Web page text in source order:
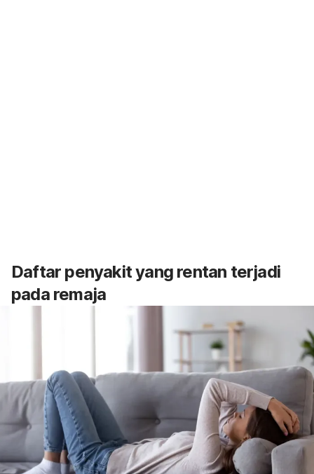
Daftar penyakit yang rentan terjadi
pada remaja